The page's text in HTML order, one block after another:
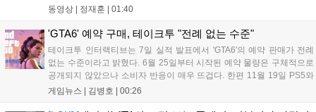
보유했고, 메카 파괴 시 맨몸으로 기관총을 사용하는 특징이 있다. 디몬
출시될 예정이다....
동영상 | 정재훈 01:40
'GTA6' 예약 구매, 테이크투 "전례 없는 수준"
테이크투 인터랙티브는 7일 실적 발표에서 'GTA6'의 예약 판매가 전례
없는 수준이라고 밝혔다. 6월 25일부터 시작된 예약 물량은 구체적으로
공개되지 않았으나 소비자 반응이 매우 뜨겁다. 한편 11월 19일 PS5와
Xbox 시리즈 X|S로 정식 출시될 예정이며, 록스타 게임즈는 한국 시각
게임뉴스 | 김병호 00:26